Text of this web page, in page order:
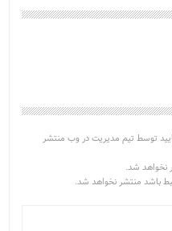
توسط تیم مدیریت در وب منتشر
نخواهد شد.
باشد منتشر نخواهد شد.